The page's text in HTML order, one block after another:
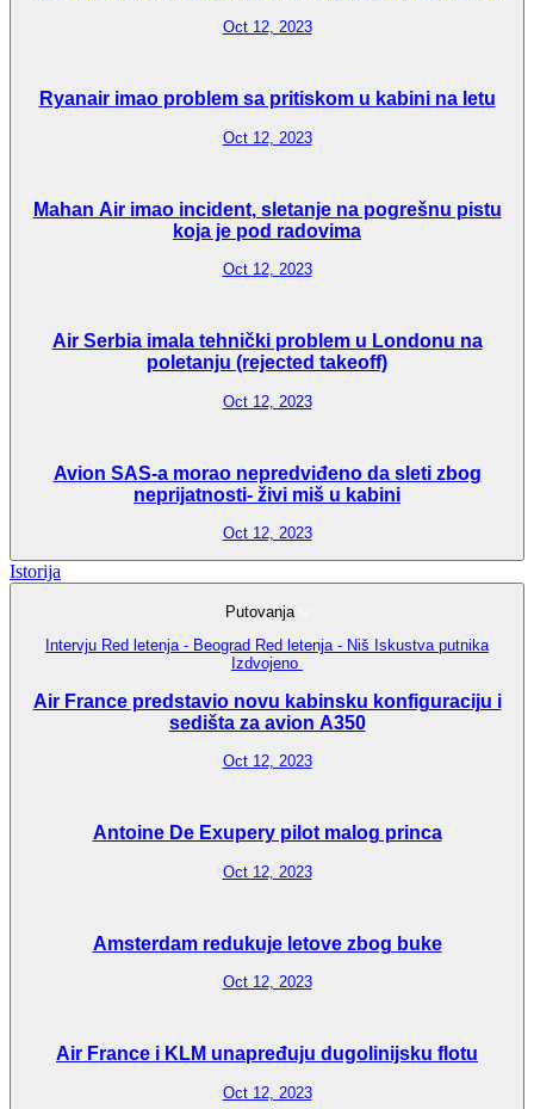
Oct 12, 2023
Ryanair imao problem sa pritiskom u kabini na letu
Oct 12, 2023
Mahan Air imao incident, sletanje na pogrešnu pistu
koja je pod radovima
Oct 12, 2023
Air Serbia imala tehnički problem u Londonu na
poletanju (rejected takeoff)
Oct 12, 2023
Avion SAS-a morao nepredviđeno da sleti zbog
neprijatnosti- živi miš u kabini
Oct 12, 2023
Istorija
Putovanja
Intervju Red letenja - Beograd Red letenja - Niš Iskustva putnika
Izdvojeno
Air France predstavio novu kabinsku konfiguraciju i
sedišta za avion A350
Oct 12, 2023
Antoine De Exupery pilot malog princa
Oct 12, 2023
Amsterdam redukuje letove zbog buke
Oct 12, 2023
Air France i KLM unapređuju dugolinijsku flotu
Oct 12, 2023